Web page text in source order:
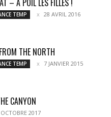
TEMP 28 AVRIL 2016
THE NORTH
TEMP 7 JANVIER 2015
CANYON
2017